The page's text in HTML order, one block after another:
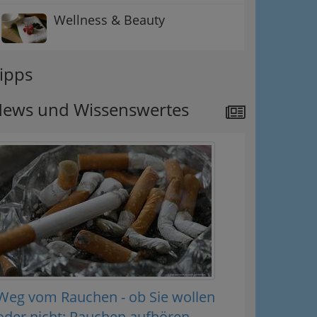
Wellness & Beauty
und Wissenswertes
vom Rauchen - ob Sie wollen